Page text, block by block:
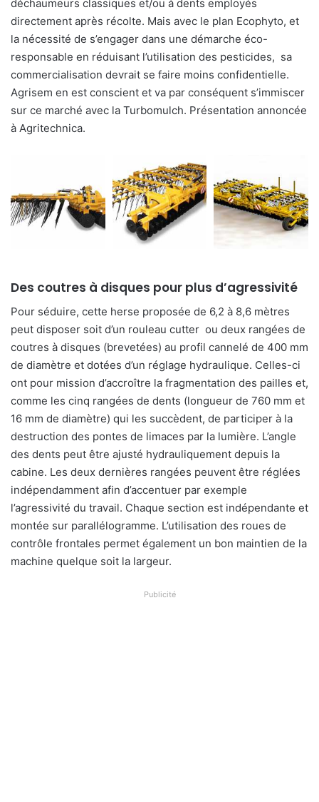
déchaumeurs classiques et/ou à dents employés
directement après récolte. Mais avec le plan Ecophyto, et
la nécessité de s’engager dans une démarche éco-
responsable en réduisant l’utilisation des pesticides, sa
commercialisation devrait se faire moins confidentielle.
Agrisem en est conscient et va par conséquent s’immiscer
sur ce marché avec la Turbomulch. Présentation annoncée
à Agritechnica.
Des coutres à disques pour plus d’agressivité
Pour séduire, cette herse proposée de 6,2 à 8,6 mètres
peut disposer soit d’un rouleau cutter ou deux rangées de
coutres à disques (brevetées) au profil cannelé de 400 mm
de diamètre et dotées d’un réglage hydraulique. Celles-ci
ont pour mission d’accroître la fragmentation des pailles et,
comme les cinq rangées de dents (longueur de 760 mm et
16 mm de diamètre) qui les succèdent, de participer à la
destruction des pontes de limaces par la lumière. L’angle
des dents peut être ajusté hydrauliquement depuis la
cabine. Les deux dernières rangées peuvent être réglées
indépendamment afin d’accentuer par exemple
l’agressivité du travail. Chaque section est indépendante et
montée sur parallélogramme. L’utilisation des roues de
contrôle frontales permet également un bon maintien de la
machine quelque soit la largeur.
Publicité